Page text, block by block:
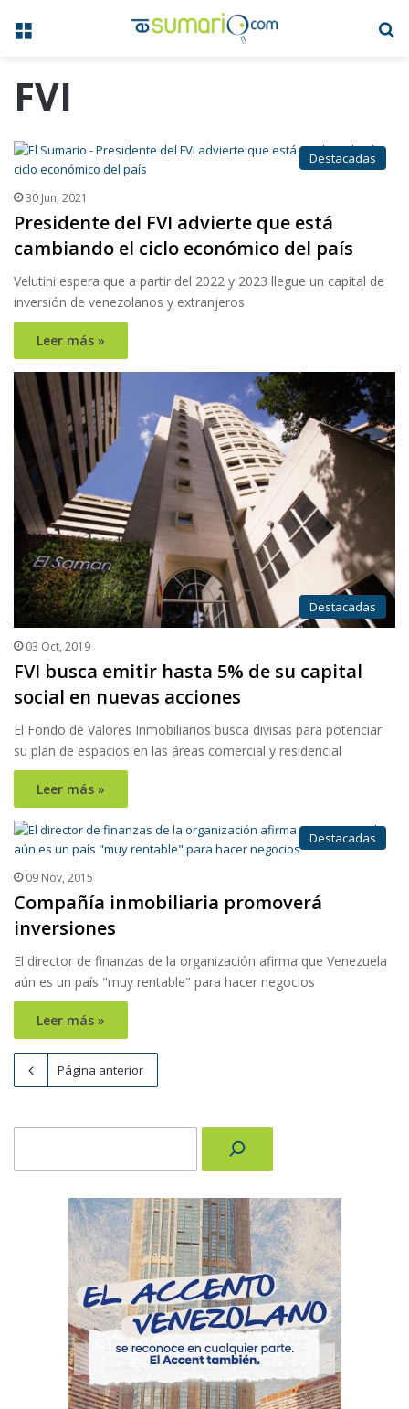
Menú
FVI
Destacadas
30 Jun, 2021
Presidente del FVI advierte que está
cambiando el ciclo económico del país
Velutini espera que a partir del 2022 y 2023 llegue un capital de
inversión de venezolanos y extranjeros
Leer más »
Destacadas
03 Oct, 2019
FVI busca emitir hasta 5% de su capital
social en nuevas acciones
El Fondo de Valores Inmobiliarios busca divisas para potenciar
su plan de espacios en las áreas comercial y residencial
Leer más »
Destacadas
09 Nov, 2015
Compañía inmobiliaria promoverá
inversiones
El director de finanzas de la organización afirma que Venezuela
aún es un país "muy rentable" para hacer negocios
Leer más »
Página anterior